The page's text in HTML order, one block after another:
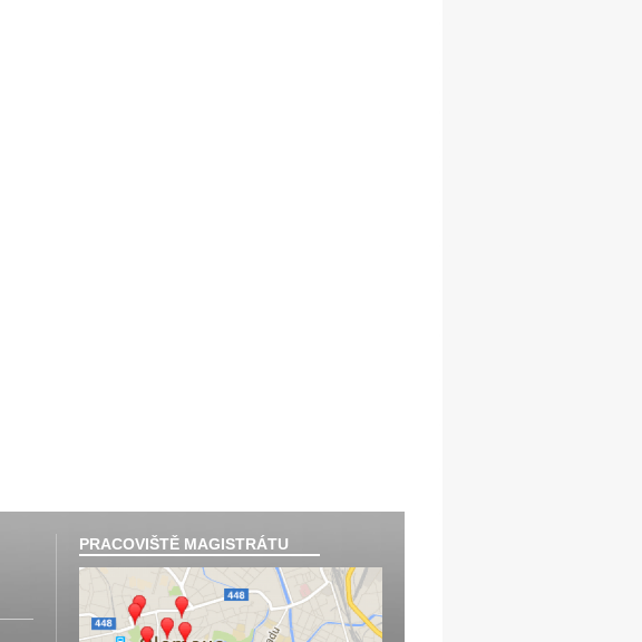
PRACOVIŠTĚ MAGISTRÁTU